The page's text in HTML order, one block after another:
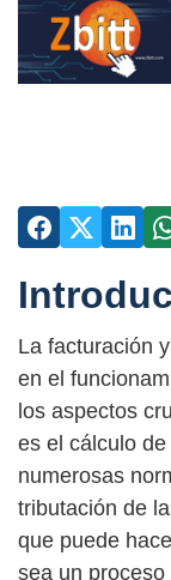
La facturación
en el
los aspectos
es el cálculo
numerosas
tributación de
que puede
sea un